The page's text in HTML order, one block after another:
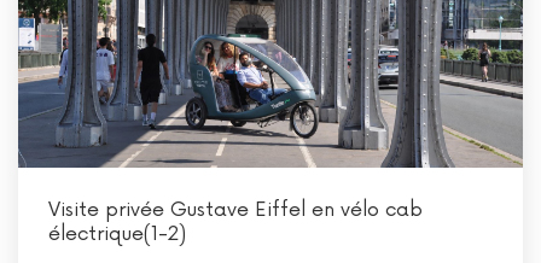
Visite privée Gustave Eiffel en vélo cab
électrique(1-2)